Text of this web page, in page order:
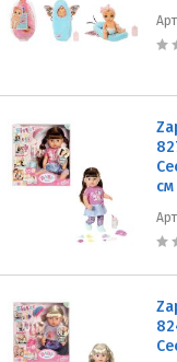
см